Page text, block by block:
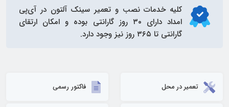
کلیه خدماتنصب و تعمیر سینک آلتون در آی‌پی
امداد دارای ۳۰ روز گارانتی بوده و امکان ارتقای
گارانتی تا ۳۶۵ روز نیز وجود دارد.
تعمیر در محل فاکتور رسمی